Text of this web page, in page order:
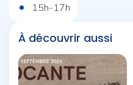
15h-17h
À découvrir aussi